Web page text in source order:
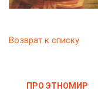
Возврат к списку
ПРО ЭТНОМИР